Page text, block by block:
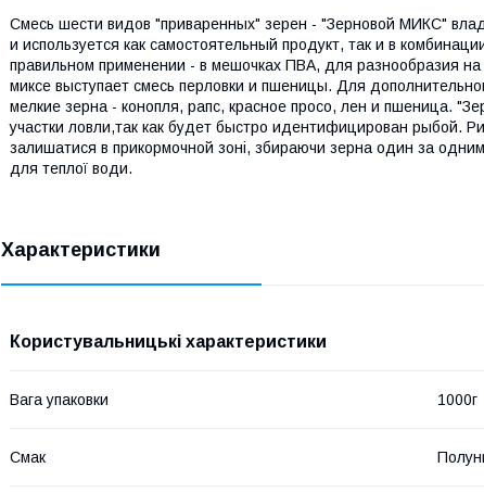
Смесь шести видов "приваренных" зерен - "Зерновой МИКС"
и используется как самостоятельный продукт, так и в
правильном применении - в мешочках ПВА, для разнообразия
миксе выступает смесь перловки и пшеницы. Для
мелкие зерна - конопля, рапс, красное просо, лен и пшеница.
участки ловли,так как будет быстро идентифицирован рыбой.
залишатися в прикормочной зоні, збираючи зерна один за
для теплої води.
Характеристики
Користувальницькі характеристики
Вага упаковки 1000г
Смак